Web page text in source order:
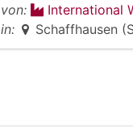
von:
International
in:
Schaffhausen